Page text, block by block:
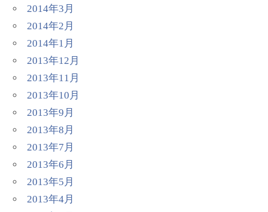
2014年3月
2014年2月
2014年1月
2013年12月
2013年11月
2013年10月
2013年9月
2013年8月
2013年7月
2013年6月
2013年5月
2013年4月